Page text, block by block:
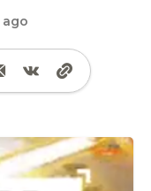
ago